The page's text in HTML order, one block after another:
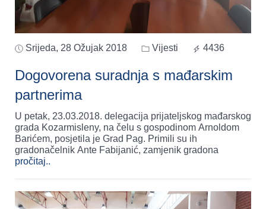
Srijeda, 28 Ožujak 2018 Vijesti 4436
Dogovorena suradnja s mađarskim
partnerima
U petak, 23.03.2018. delegacija prijateljskog mađarskog
grada Kozarmisleny, na čelu s gospodinom Arnoldom
Barićem, posjetila je Grad Pag. Primili su ih
gradonačelnik Ante Fabijanić, zamjenik gradona
pročitaj..